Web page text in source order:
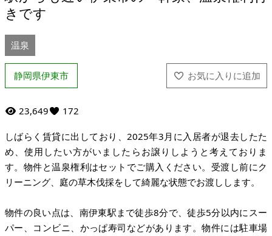
きです
温泉
静岡県伊東市
23,649 172
しばらく賃貸に出しており、2025年3月に入居者が退去したた
め、使用したい方がいましたらお譲りしようと考えておりま
す。物件と温泉権利はセットでご購入ください。受渡し前にク
リーニング、庭の草木伐採をして綺麗な状態でお渡しします。
物件の良い点は、南伊東駅まで徒歩8分で、徒歩5分以内にスー
パー、コンビニ、かっぱ寿司などがあります。物件には駐車場